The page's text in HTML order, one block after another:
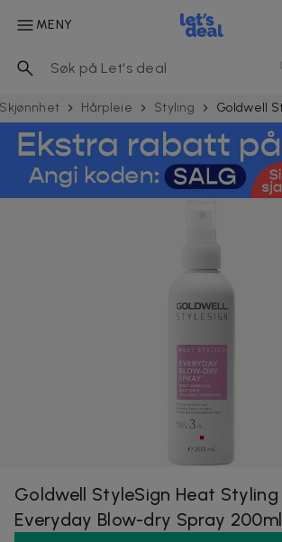
MENY
Skjønnhet Hårpleie Styling
Goldwell StyleSign Heat Styling
Everyday Blow-dry Spray 200ml